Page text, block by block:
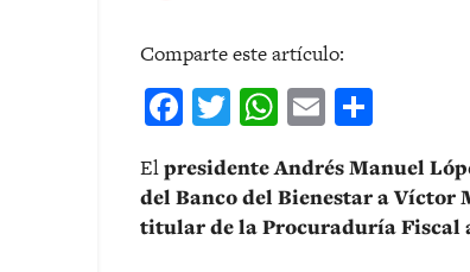
Comparte este artículo:
Facebook
Twitter
WhatsApp
Email
Elpresidente Andrés Manuel
del Banco del Bienestar a Víctor
titular de la Procuraduría Fiscal